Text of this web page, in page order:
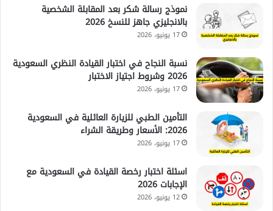
نموذج رسالة شكر بعد المقابلة الشخصية
بالانجليزي جاهز للنسخ 2026
17 يونيو، 2026
نسبة النجاح في اختبار القيادة النظري السعودية
2026 وشروط اجتياز الاختبار
17 يونيو، 2026
التأمين الطبي للزيارة العائلية في السعودية
2026: الأسعار وطريقة الشراء
17 يونيو، 2026
اسئلة اختبار رخصة القيادة في السعودية مع
الإجابات 2026
12 يونيو، 2026